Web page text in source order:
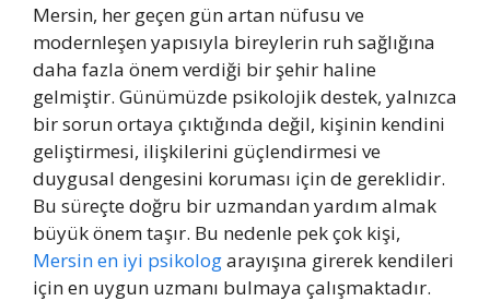
Mersin, her geçen gün artan nüfusu ve
modernleşen yapısıyla bireylerin ruh sağlığına
daha fazla önem verdiği bir şehir haline
gelmiştir. Günümüzde psikolojik destek, yalnızca
bir sorun ortaya çıktığında değil, kişinin kendini
geliştirmesi, ilişkilerini güçlendirmesi ve
duygusal dengesini koruması için de gereklidir.
Bu süreçte doğru bir uzmandan yardım almak
büyük önem taşır. Bu nedenle pek çok kişi,
Mersin en iyi psikologarayışına girerek kendileri
için en uygun uzmanı bulmaya çalışmaktadır.